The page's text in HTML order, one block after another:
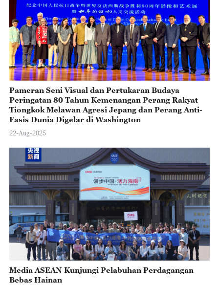
Pameran Seni Visual dan Pertukaran Budaya
Peringatan 80 Tahun Kemenangan Perang Rakyat
Tiongkok Melawan Agresi Jepang dan Perang Anti-
Fasis Dunia Digelar di Washington
22-Aug-2025
Media ASEAN Kunjungi Pelabuhan Perdagangan
Bebas Hainan